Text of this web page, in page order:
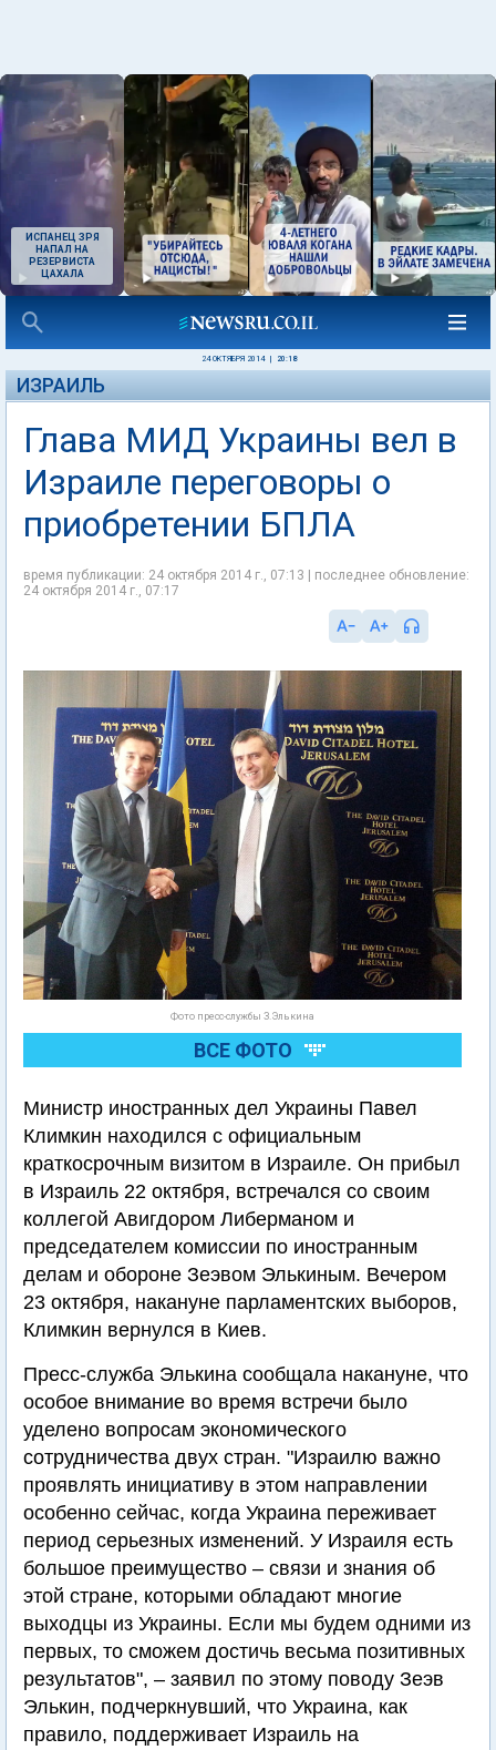
ИСПАНЕЦ ЗРЯ
НАПАЛ НА
РЕЗЕРВИСТА
ЦАХАЛА
24 ОКТЯБРЯ 2014 20:18
ИЗРАИЛЬ
Глава МИД Украины вел в
Израиле переговоры о
приобретении БПЛА
время публикации: 24 октября 2014 г., 07:13 | последнее обновление:
24 октября 2014 г., 07:17
Фото пресс-службы З.Элькина
ВСЕ ФОТО
Министр иностранных дел Украины Павел
Климкин находился с официальным
краткосрочным визитом в Израиле. Он прибыл
в Израиль 22 октября, встречался со своим
коллегой Авигдором Либерманом и
председателем комиссии по иностранным
делам и обороне Зеэвом Элькиным. Вечером
23 октября, накануне парламентских выборов,
Климкин вернулся в Киев.
Пресс-служба Элькина сообщала накануне, что
особое внимание во время встречи было
уделено вопросам экономического
сотрудничества двух стран. "Израилю важно
проявлять инициативу в этом направлении
особенно сейчас, когда Украина переживает
период серьезных изменений. У Израиля есть
большое преимущество – связи и знания об
этой стране, которыми обладают многие
выходцы из Украины. Если мы будем одними из
первых, то сможем достичь весьма позитивных
результатов", – заявил по этому поводу Зеэв
Элькин, подчеркнувший, что Украина, как
правило, поддерживает Израиль на